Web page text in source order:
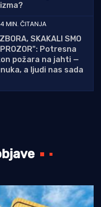
4 MIN. ČITANJA
SKAKALI SMO
PROZOR": Potresna
požara na jahti —
a ljudi nas sada